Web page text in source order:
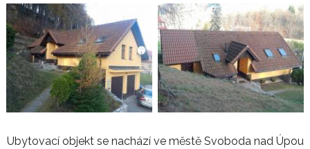
Ubytovací objekt se nachází ve městě Svoboda nad Úpou